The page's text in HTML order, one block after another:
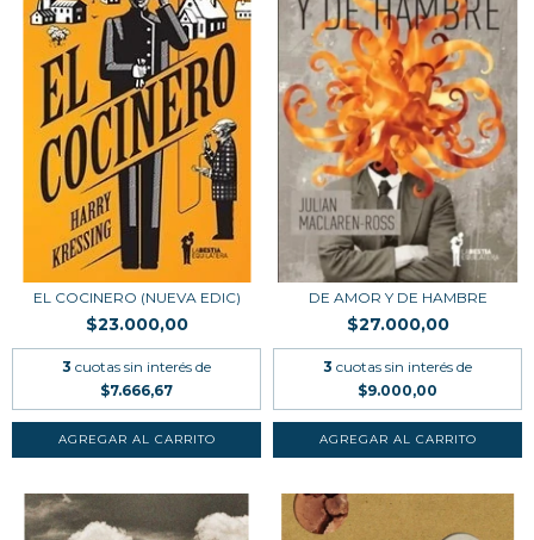
EL COCINERO (NUEVA EDIC)
$23.000,00
3 cuotas sin interés de
$7.666,67
DE AMOR Y DE HAMBRE
$27.000,00
3 cuotas sin interés de
$9.000,00